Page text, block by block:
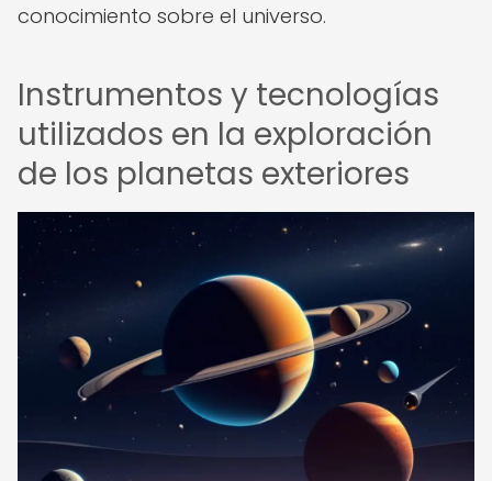
conocimiento sobre el universo.
Instrumentos y tecnologías
utilizados en la exploración
de los planetas exteriores